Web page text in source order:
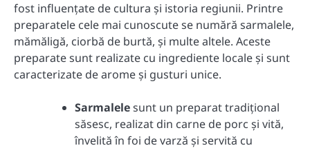
fost influențate de cultura și istoria regiunii. Printre
preparatele cele mai cunoscute se numără sarmalele,
mămăligă, ciorbă de burtă, și multe altele. Aceste
preparate sunt realizate cu ingrediente locale și sunt
caracterizate de arome și gusturi unice.
Sarmalelesunt un preparat tradițional
săsesc, realizat din carne de porc și vită,
învelită în foi de varză și servită cu